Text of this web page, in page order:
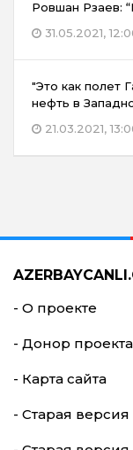
Ровшан Рзаев:
31.05.2021,
"Это как полет
нефть в
21.03.2021,
- О проекте
- Донор проекта
- Карта сайта
- Старая версия